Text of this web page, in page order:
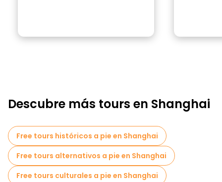
Descubre más tours en Shanghai
Free tours históricos a pie en Shanghai
Free tours alternativos a pie en Shanghai
Free tours culturales a pie en Shanghai